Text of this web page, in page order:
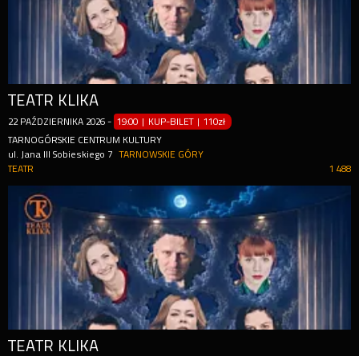
TEATR KLIKA
22 PAŹDZIERNIKA 2026 - 19:00 | KUP-BILET |110zł
TARNOGÓRSKIE CENTRUM KULTURY
ul. Jana III Sobieskiego 7
TARNOWSKIE GÓRY
1 488
TEATR
TEATR KLIKA